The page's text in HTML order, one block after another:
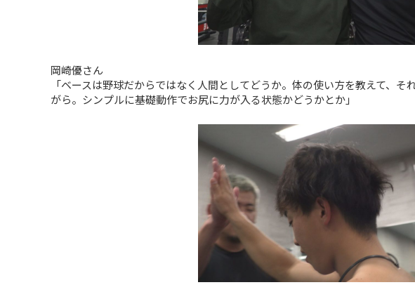
岡崎優さん
「ベースは野球だからではなく人間としてどうか。体の使い方を教えて、
がら。シンプルに基礎動作でお尻に力が入る状態かどうかとか」